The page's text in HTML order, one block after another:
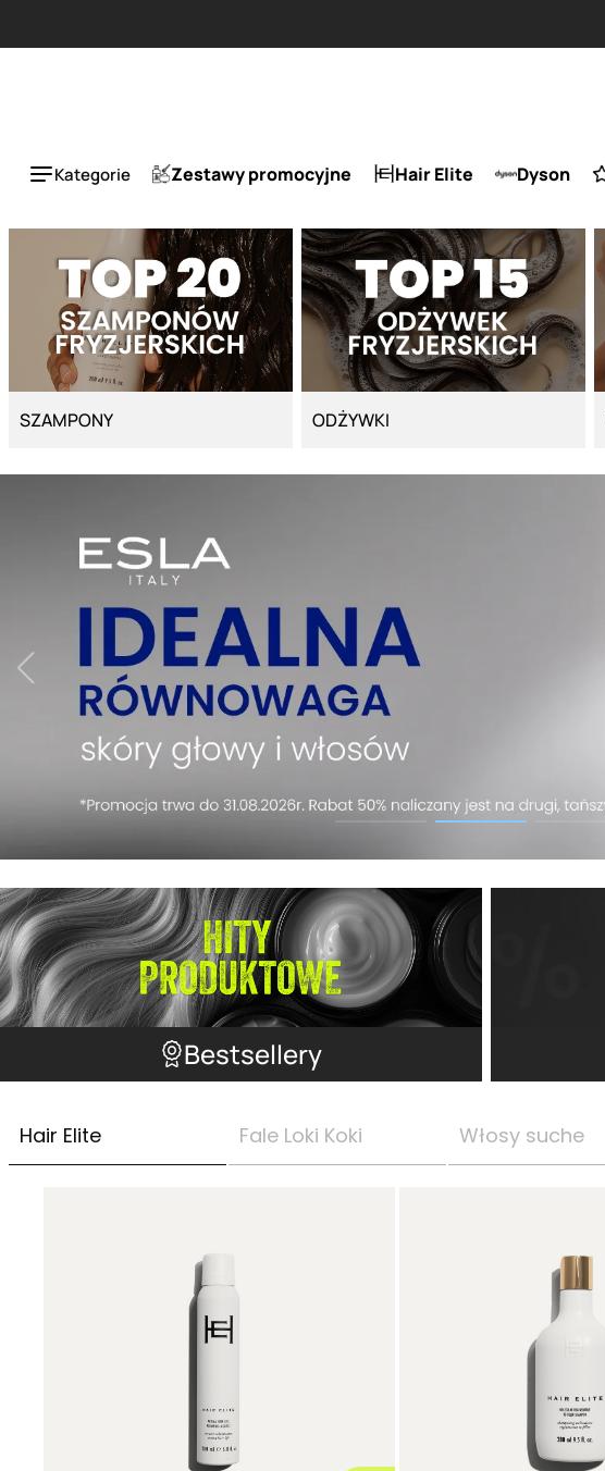
Kategorie Zestawy promocyjne Hair Elite Dyson
SZAMPONY ODŻYWKI
Bestsellery
Hair Elite Fale Loki Koki Włosy suche